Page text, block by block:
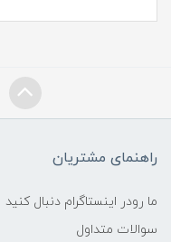
راهنمای مشتریان
ما رودر اینستاگرام دنبال کنید
سوالات متداول